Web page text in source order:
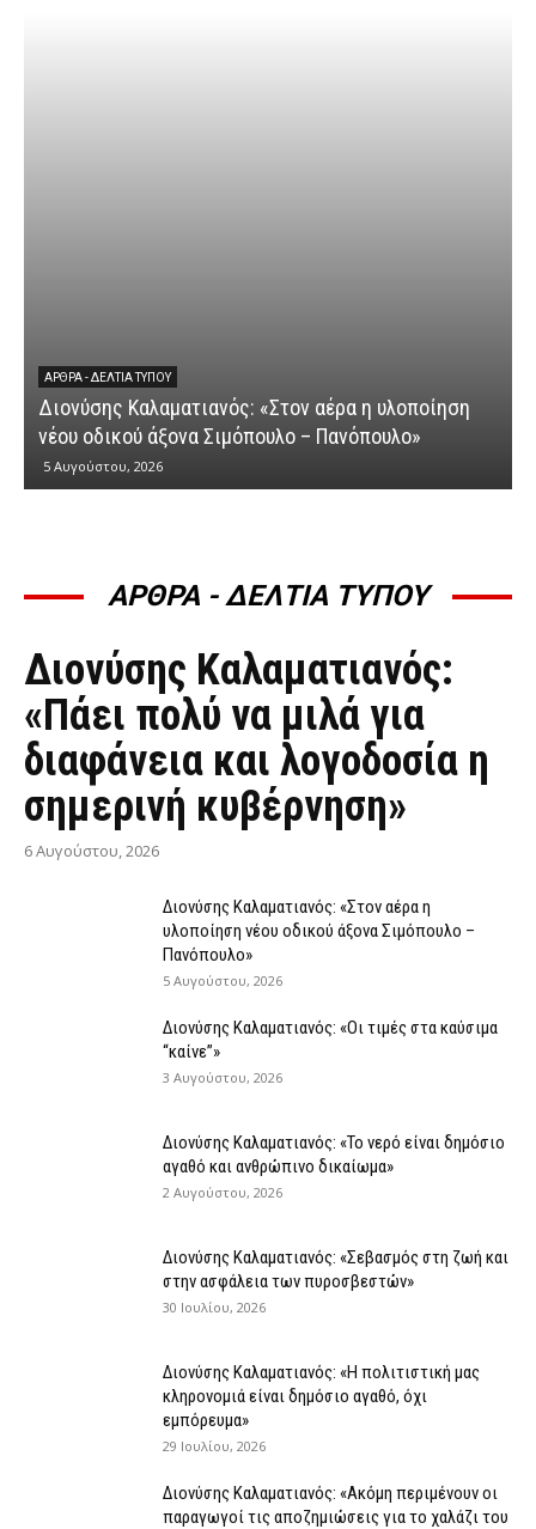
ΆΡΘΡΑ - ΔΕΛΤΊΑ ΤΎΠΟΥ
Διονύσης Καλαματιανός: «Στον αέρα η υλοποίηση
νέου οδικού άξονα Σιμόπουλο – Πανόπουλο»
5 Αυγούστου, 2026
ΑΡΘΡΑ - ΔΕΛΤΙΑ ΤΥΠΟΥ
ΆΡΘΡΑ - ΔΕΛΤΊΑ ΤΎΠΟΥ
Διονύσης Καλαματιανός:
«Πάει πολύ να μιλά για
διαφάνεια και λογοδοσία η
σημερινή κυβέρνηση»
6 Αυγούστου, 2026
Διονύσης Καλαματιανός: «Στον αέρα η
υλοποίηση νέου οδικού άξονα Σιμόπουλο –
Πανόπουλο»
5 Αυγούστου, 2026
Διονύσης Καλαματιανός: «Οι τιμές στα καύσιμα
“καίνε”»
3 Αυγούστου, 2026
Διονύσης Καλαματιανός: «Το νερό είναι δημόσιο
αγαθό και ανθρώπινο δικαίωμα»
2 Αυγούστου, 2026
Διονύσης Καλαματιανός: «Σεβασμός στη ζωή και
στην ασφάλεια των πυροσβεστών»
30 Ιουλίου, 2026
Διονύσης Καλαματιανός: «Η πολιτιστική μας
κληρονομιά είναι δημόσιο αγαθό, όχι
εμπόρευμα»
29 Ιουλίου, 2026
Διονύσης Καλαματιανός: «Ακόμη περιμένουν οι
παραγωγοί τις αποζημιώσεις για το χαλάζι του